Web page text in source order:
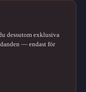
dessutom exklusiva
— endast för